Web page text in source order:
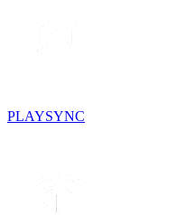
PLAYSYNC